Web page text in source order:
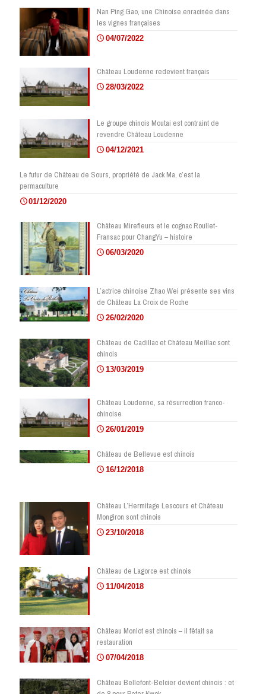
Nan Ping Gao, une Chinoise enracinée dans
les vignes françaises
04/07/2022
Château Loudenne redevient français
28/03/2022
Le groupe chinois Moutai est contraint de
revendre Château Loudenne
04/12/2021
Le futur de Château de Sours, propriété de Jack Ma, c’est la
permaculture
01/12/2020
Château Mirefleurs et le cognac Roullet-
Fransac pour ChangYu – histoire
06/03/2020
L’actrice chinoise Zhao Wei présente ses vins
de Château La Croix de Roche
26/02/2020
Château de Cadillac et Château Meillac sont
chinois
13/03/2019
Château Loudenne, sa résurrection franco-
chinoise
26/01/2019
Château de Bellevue est chinois
16/12/2018
Château L’Hermitage Lescours et Château
Mongiron sont chinois
23/10/2018
Château de Lagorce est chinois
11/04/2018
Château Monlot est chinois – il fêtait sa
restauration
07/04/2018
Château Bellefont-Belcier devient chinois : et